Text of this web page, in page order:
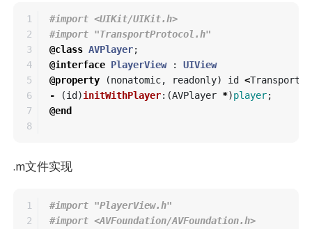
1
2
3
4
5
6
7
#import <UIKit/UIKit.h>
@class AVPlayer;
@interface PlayerView :
UIView
@property
(nonatomic, readonly) id <
-
(id )initWithPlayer:(AVPlayer *)player;
@end
.m文件实现
1
2
#import "PlayerView.h"
#import <AVFoundation/AVFoundation.h>